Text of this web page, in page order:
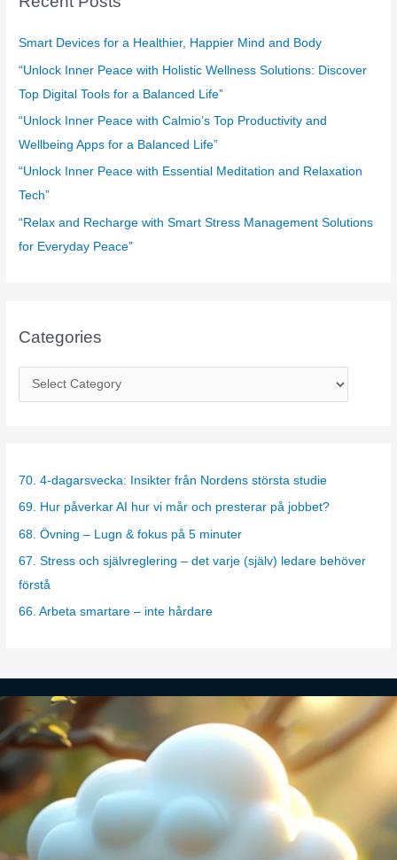
f
o
r
Smart Devices for a Healthier, Happier Mind and Body
“Unlock Inner Peace with Holistic Wellness Solutions: Discover
Top Digital Tools for a Balanced Life”
“Unlock Inner Peace with Calmio’s Top Productivity and
Wellbeing Apps for a Balanced Life”
“Unlock Inner Peace with Essential Meditation and Relaxation
Tech”
“Relax and Recharge with Smart Stress Management Solutions
for Everyday Peace”
Categories
a
g
e
s
70. 4-dagarsvecka: Insikter från Nordens största studie
69. Hur påverkar AI hur vi mår och presterar på jobbet?
68. Övning – Lugn & fokus på 5 minuter
67. Stress och självreglering – det varje (själv) ledare behöver
förstå
66. Arbeta smartare – inte hårdare